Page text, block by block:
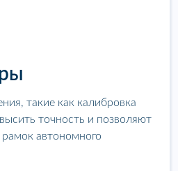
такие как калибровка
точность и позволяют
автономного